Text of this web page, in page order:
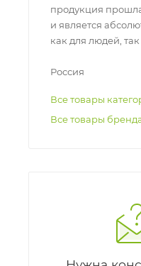
продукция
и является
как для людей,
Россия
Все товары
Все товары